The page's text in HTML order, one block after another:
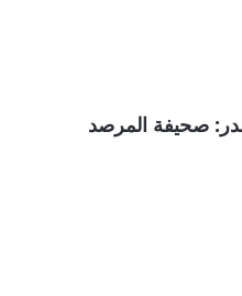
صحيفة المرصد